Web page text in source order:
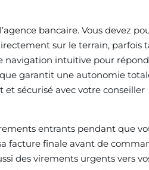
bancaire. Vous devez
sur le terrain, parfois
navigation intuitive pour
garantit une autonomie
sécurisé avec votre conseiller
entrants pendant que
facture finale avant de
des virements urgents vers